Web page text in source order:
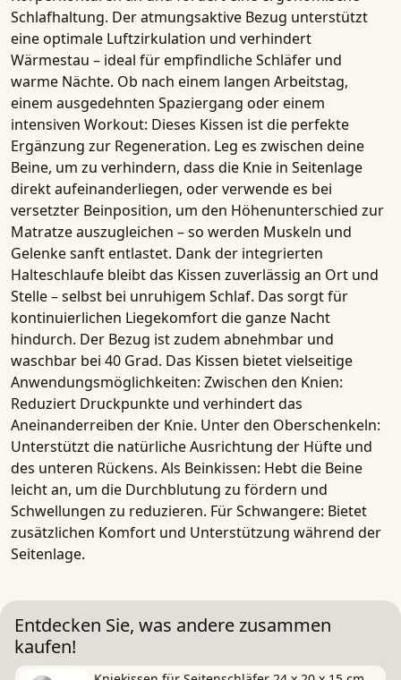
Schlafhaltung. Der atmungsaktive Bezug unterstützt
eine optimale Luftzirkulation und verhindert
Wärmestau – ideal für empfindliche Schläfer und
warme Nächte. Ob nach einem langen Arbeitstag,
einem ausgedehnten Spaziergang oder einem
intensiven Workout: Dieses Kissen ist die perfekte
Ergänzung zur Regeneration. Leg es zwischen deine
Beine, um zu verhindern, dass die Knie in Seitenlage
direkt aufeinanderliegen, oder verwende es bei
versetzter Beinposition, um den Höhenunterschied zur
Matratze auszugleichen – so werden Muskeln und
Gelenke sanft entlastet. Dank der integrierten
Halteschlaufe bleibt das Kissen zuverlässig an Ort und
Stelle – selbst bei unruhigem Schlaf. Das sorgt für
kontinuierlichen Liegekomfortdie ganze Nacht
hindurch. Der Bezug ist zudem abnehmbar und
waschbar bei 40 Grad. Das Kissen bietet vielseitige
Anwendungsmöglichkeiten: Zwischen den Knien:
Reduziert Druckpunkte und verhindert das
Aneinanderreiben der Knie. Unter den Oberschenkeln:
Unterstützt die natürliche Ausrichtung der Hüfte und
des unteren Rückens. Als Beinkissen: Hebt die Beine
leicht an, um die Durchblutung zu fördern und
Schwellungen zu reduzieren. Für Schwangere: Bietet
zusätzlichen Komfort und Unterstützung während der
Seitenlage.
Entdecken Sie, was andere zusammen
kaufen!